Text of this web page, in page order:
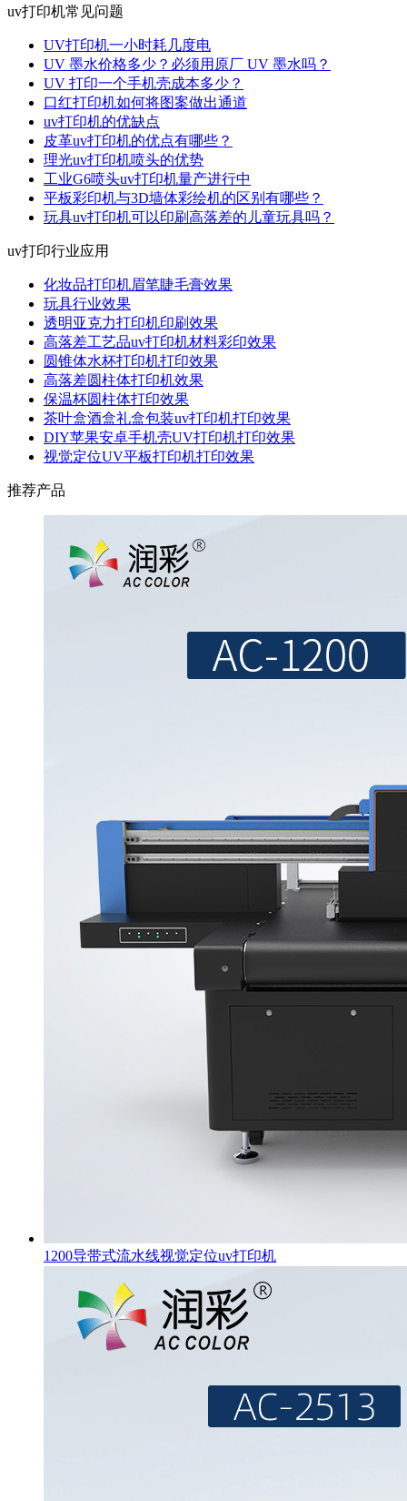
uv打印机常见问题
UV打印机一小时耗几度电
UV 墨水价格多少？必须用原厂 UV 墨水吗？
UV 打印一个手机壳成本多少？
口红打印机如何将图案做出通道
uv打印机的优缺点
皮革uv打印机的优点有哪些？
理光uv打印机喷头的优势
工业G6喷头uv打印机量产进行中
平板彩印机与3D墙体彩绘机的区别有哪些？
玩具uv打印机可以印刷高落差的儿童玩具吗？
uv打印行业应用
化妆品打印机眉笔睫毛膏效果
玩具行业效果
透明亚克力打印机印刷效果
高落差工艺品uv打印机材料彩印效果
圆锥体水杯打印机打印效果
高落差圆柱体打印机效果
保温杯圆柱体打印效果
茶叶盒酒盒礼盒包装uv打印机打印效果
DIY苹果安卓手机壳UV打印机打印效果
视觉定位UV平板打印机打印效果
推荐产品
1200导带式流水线视觉定位uv打印机